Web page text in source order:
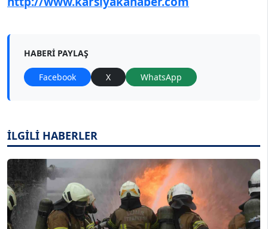
HABERI PAYLAŞ
Facebook X WhatsApp
İLGİLİ HABERLER